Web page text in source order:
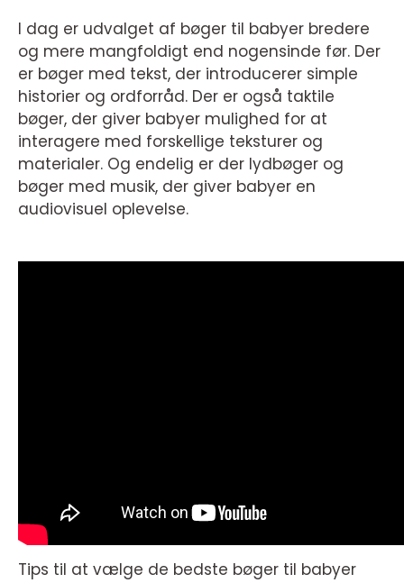
I dag er udvalget af bøger til babyer bredere
og mere mangfoldigt end nogensinde før. Der
er bøger med tekst, der introducerer simple
historier og ordforråd. Der er også taktile
bøger, der giver babyer mulighed for at
interagere med forskellige teksturer og
materialer. Og endelig er der lydbøger og
bøger med musik, der giver babyer en
audiovisuel oplevelse.
Tips til at vælge de bedste bøger til babyer